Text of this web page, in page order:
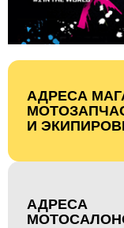
АДРЕСА
И
АДРЕСА